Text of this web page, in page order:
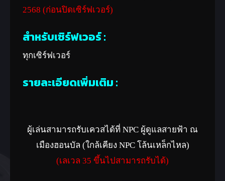
2568 (ก่อนปิดเซิร์ฟเวอร์)
สำหรับเซิร์ฟเวอร์ :
ทุกเซิร์ฟเวอร์
รายละเอียดเพิ่มเติม :
ผู้เล่นสามารถรับเควสได้ที่ NPC ผู้ดูแลสายฟ้า ณ
เมืองฮอนบัล (ใกล้เคียง NPC โล้นเหล็กไหล)
(เลเวล 35 ขึ้นไปสามารถรับได้)